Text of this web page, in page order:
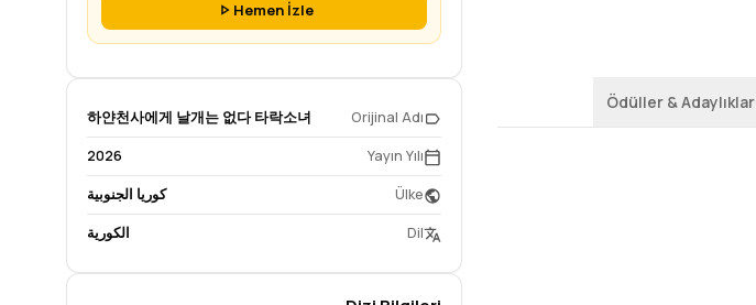
Hemen İzle
Orijinal Adı
하얀천사에게 날개는 없다 타락소녀
Yayın Yılı
2026
Ülke كوريا الجنوبية
Dil الكورية
Ödüller & Adaylıklar